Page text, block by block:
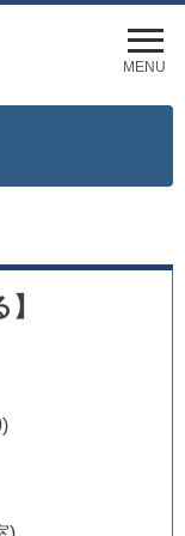
メ
ニ
ュ
ー
MENU